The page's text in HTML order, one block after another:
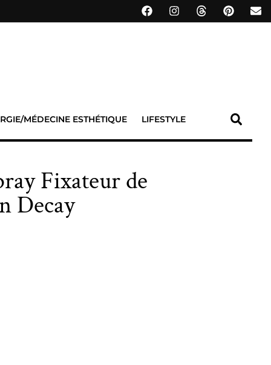
MÉDECINE ESTHÉTIQUE LIFESTYLE
Fixateur de
Decay